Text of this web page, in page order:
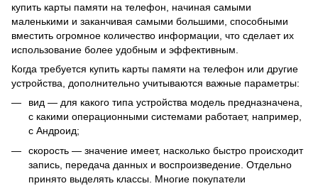
купить карты памяти на телефон, начиная самыми
маленькими и заканчивая самыми большими, способными
вместить огромное количество информации, что сделает их
использование более удобным и эффективным.
Когда требуется купить карты памяти на телефон или другие
устройства, дополнительно учитываются важные параметры:
вид — для какого типа устройства модель предназначена,
с какими операционными системами работает, например,
с Андроид;
скорость — значение имеет, насколько быстро происходит
запись, передача данных и воспроизведение. Отдельно
принято выделять классы. Многие покупатели